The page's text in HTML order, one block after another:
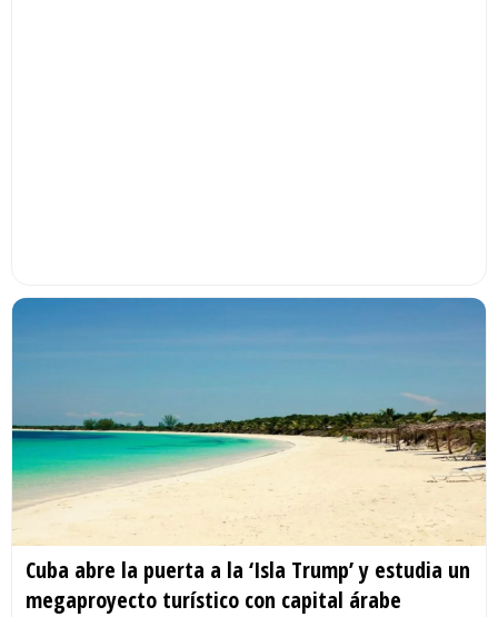
Cuba abre la puerta a la ‘Isla Trump’ y estudia un
megaproyecto turístico con capital árabe